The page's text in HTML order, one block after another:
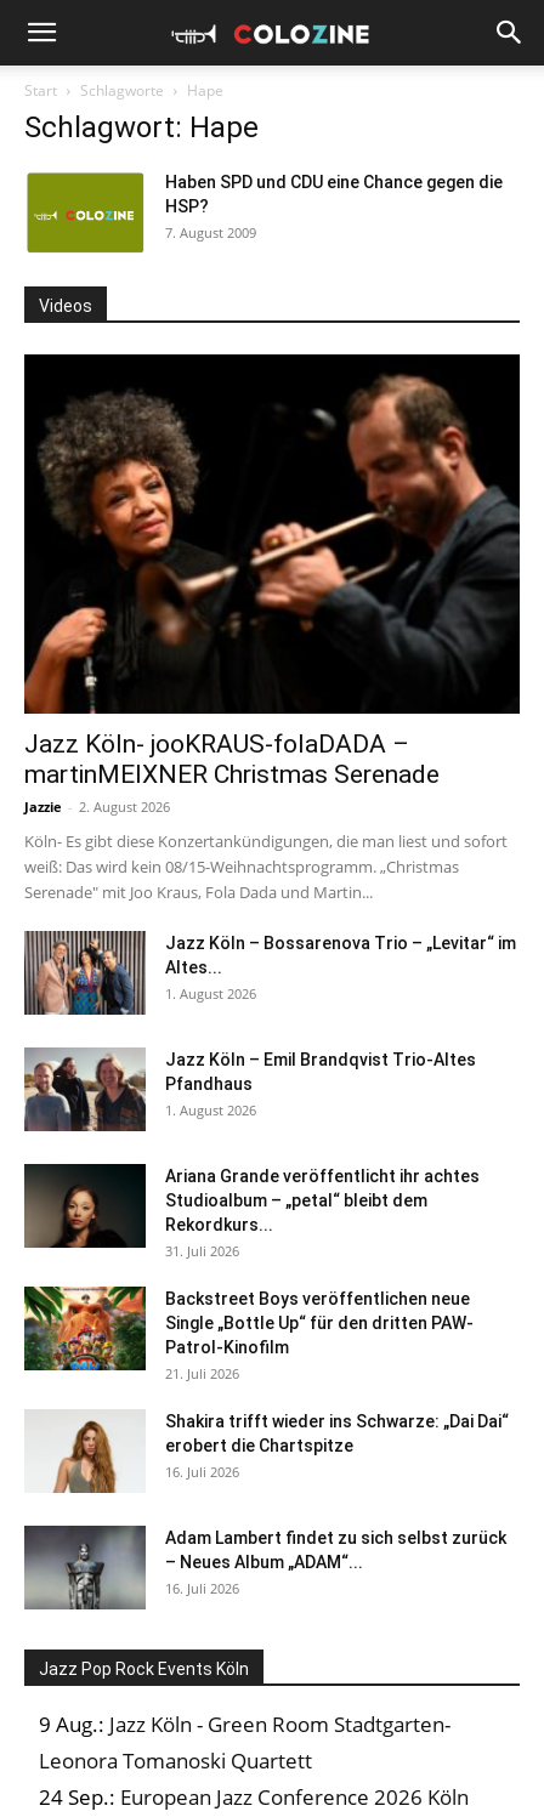
Start Schlagworte Hape
Schlagwort: Hape
Haben SPD und CDU eine Chance gegen die
HSP?
7. August 2009
Videos
Jazz Köln- jooKRAUS-folaDADA –
martinMEIXNER Christmas Serenade
Jazzie - 2. August 2026
Köln- Es gibt diese Konzertankündigungen, die man liest und sofort
weiß: Das wird kein 08/15-Weihnachtsprogramm. „Christmas
Serenade" mit Joo Kraus, Fola Dada und Martin...
Jazz Köln – Bossarenova Trio – „Levitar“ im
Altes...
1. August 2026
Jazz Köln – Emil Brandqvist Trio-Altes
Pfandhaus
1. August 2026
Ariana Grande veröffentlicht ihr achtes
Studioalbum – „petal“ bleibt dem
Rekordkurs...
31. Juli 2026
Backstreet Boys veröffentlichen neue
Single „Bottle Up“ für den dritten PAW-
Patrol-Kinofilm
21. Juli 2026
Shakira trifft wieder ins Schwarze: „Dai Dai“
erobert die Chartspitze
16. Juli 2026
Adam Lambert findet zu sich selbst zurück
– Neues Album „ADAM“...
16. Juli 2026
Jazz Pop Rock Events Köln
9 Aug.: Jazz Köln - Green Room Stadtgarten-
Leonora Tomanoski Quartett
24 Sep.: European Jazz Conference 2026 Köln